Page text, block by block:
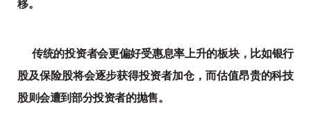
移。
传统的投资者会更偏好受惠息率上升的板块，比如银行
股及保险股将会逐步获得投资者加仓，而估值昂贵的科技
股则会遭到部分投资者的抛售。